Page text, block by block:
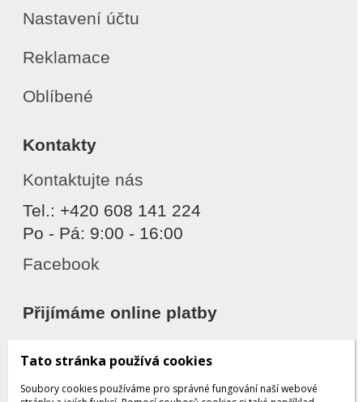
Nastavení účtu
Reklamace
Oblíbené
Kontakty
Kontaktujte nás
Tel.: +420 608 141 224
Po - Pá: 9:00 - 16:00
Facebook
Přijímáme online platby
Tato stránka používá cookies
Soubory cookies používáme pro správné fungování naší webové